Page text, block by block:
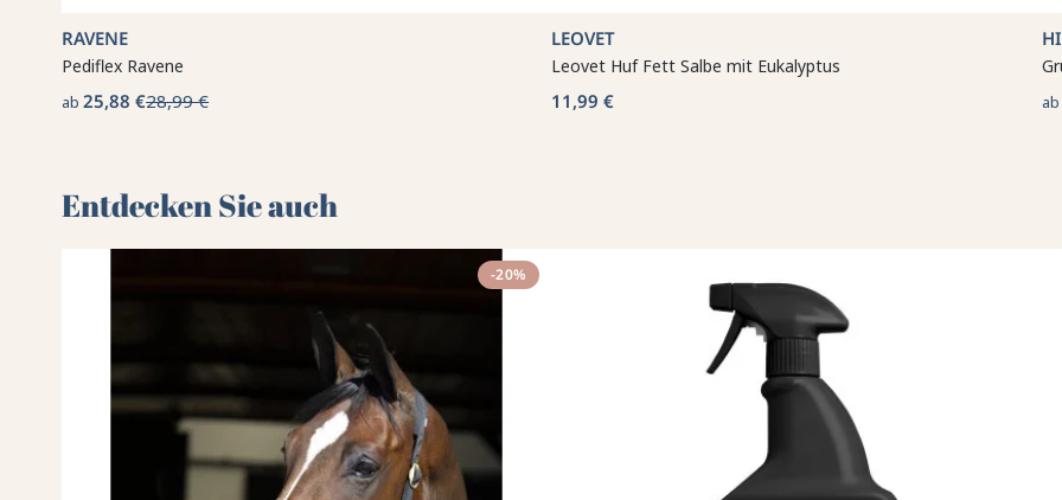
RAVENE
Pediflex Ravene
ab25,88 €28,99 €
LEOVET
Leovet Huf Fett Salbe mit Eukalyptus
11,99 € ab
Entdecken Sie auch 🌻
-20%